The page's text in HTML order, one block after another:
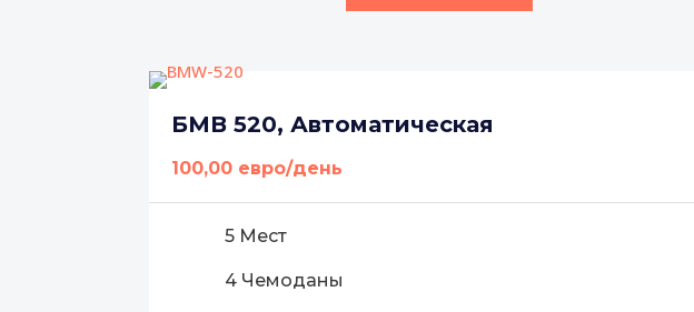
БМВ 520, Автоматическая
100,00 евро/день
5 Мест
4 Чемоданы